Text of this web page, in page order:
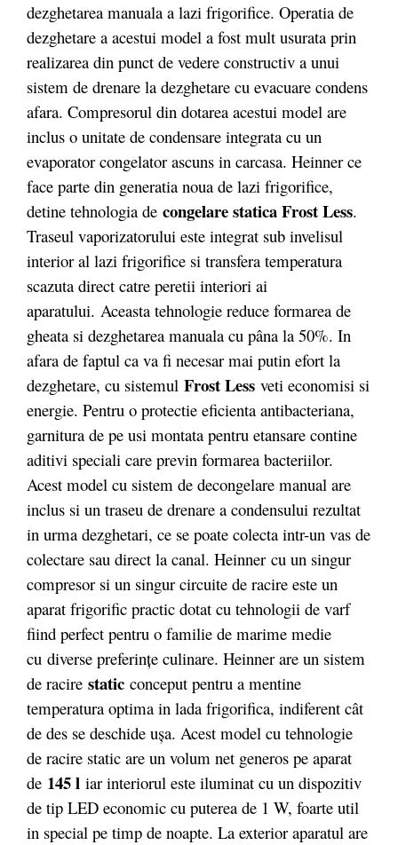
dezghetarea manuala a lazi frigorifice. Operatia de
dezghetare a acestui model a fost mult usurata prin
realizarea din punct de vedere constructiv a unui
sistem de drenare la dezghetare cu evacuare condens
afara. Compresorul din dotarea acestui model are
inclus o unitate de condensare integrata cu un
evaporator congelator ascuns in carcasa. Heinner ce
face parte din generatia noua de lazi frigorifice,
detine tehnologia de congelare statica Frost Less.
Traseul vaporizatorului este integrat sub invelisul
interior al lazi frigorifice si transfera temperatura
scazuta direct catre peretii interiori ai
aparatului. Aceasta tehnologie reduce formarea de
gheata si dezghetarea manuala cu pâna la 50%. In
afara de faptul ca va fi necesar mai putin efort la
dezghetare, cu sistemul Frost Less veti economisi si
energie. Pentru o protectie eficienta antibacteriana,
garnitura de pe usi montata pentru etansare contine
aditivi speciali care previn formarea bacteriilor.
Acest model cu sistem de decongelare manual are
inclus si un traseu de drenare a condensului rezultat
in urma dezghetari, ce se poate colecta intr-un vas de
colectare sau direct la canal. Heinner cu un singur
compresor si un singur circuite de racire este un
aparat frigorific practic dotat cu tehnologii de varf
fiind perfect pentru o familie de marime medie
cu diverse preferințe culinare. Heinner are un sistem
de racire static conceput pentru a mentine
temperatura optima in lada frigorifica, indiferent cât
de des se deschide ușa. Acest model cu tehnologie
de racire static are un volum net generos pe aparat
de 145 l iar interiorul este iluminat cu un dispozitiv
de tip LED economic cu puterea de 1 W, foarte util
in special pe timp de noapte. La exterior aparatul are